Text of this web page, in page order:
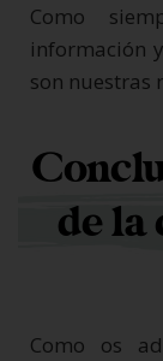
Como
información
son nuestras
de la
Como os